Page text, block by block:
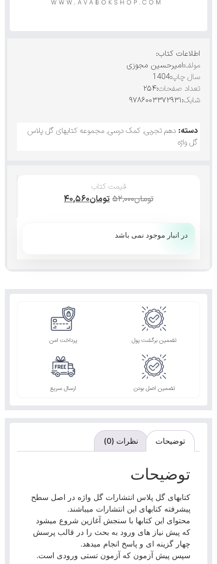
اطلاعات کتاب:
مولف:امیرحسین مجوزی
سال چاپ:1404
تعداد صفحات:۲۵۴
شابک:۹۷۸۶۰۰۳۳۷۲۹۳۱
دسته: دهم تجربی, کمک درسی, مجموعه کتابهای گل پلاس
گل واژه
قیمت کتاب
تومان۵۲,۰۰۰تومان۴۰,۵۶۰
در انبار موجود نمی باشد
تضمین برگشت پول پرداخت امن
تضمین اصل بودن ارسال سریع
توضیحات نظرات (0)
توضیحات
کتابهای گل پلاس انتشارات گل واژه در اصل سطح
پیشرفته کتابهای این انتشارات میباشند.
محتوای این کتابها با سنجش آغازین شروع میشود
که پیش نیاز های ورود به بحث را در قالب پرسش
چهار گزینه ای و پاسخ انجام میدهد.
سپس پیش آزمون که آزمون تستی ورودی است.